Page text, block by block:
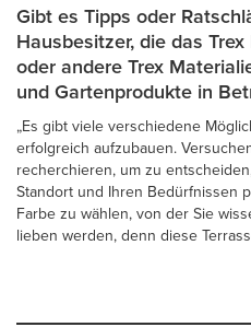
Gibt es Tipps oder
Hausbesitzer, die das
oder andere Trex
und Gartenprodukte in
„Es gibt viele verschiedene
erfolgreich aufzubauen.
recherchieren, um zu
Standort und Ihren Bedürfnissen
Farbe zu wählen, von der Sie
lieben werden, denn diese